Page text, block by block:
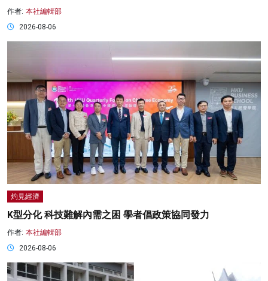
作者: 本社編輯部
2026-08-06
灼見經濟
K型分化 科技難解內需之困 學者倡政策協同發力
作者: 本社編輯部
2026-08-06